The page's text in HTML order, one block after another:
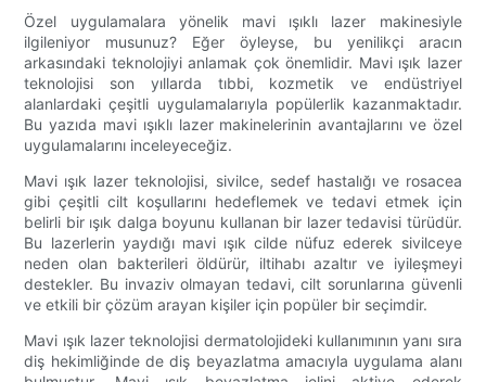
Özel uygulamalara yönelik mavi ışıklı lazer makinesiyle
ilgileniyor musunuz? Eğer öyleyse, bu yenilikçi aracın
arkasındaki teknolojiyi anlamak çok önemlidir. Mavi ışık lazer
teknolojisi son yıllarda tıbbi, kozmetik ve endüstriyel
alanlardaki çeşitli uygulamalarıyla popülerlik kazanmaktadır.
Bu yazıda mavi ışıklı lazer makinelerinin avantajlarını ve özel
uygulamalarını inceleyeceğiz.
Mavi ışık lazer teknolojisi, sivilce, sedef hastalığı ve rosacea
gibi çeşitli cilt koşullarını hedeflemek ve tedavi etmek için
belirli bir ışık dalga boyunu kullanan bir lazer tedavisi türüdür.
Bu lazerlerin yaydığı mavi ışık cilde nüfuz ederek sivilceye
neden olan bakterileri öldürür, iltihabı azaltır ve iyileşmeyi
destekler. Bu invaziv olmayan tedavi, cilt sorunlarına güvenli
ve etkili bir çözüm arayan kişiler için popüler bir seçimdir.
Mavi ışık lazer teknolojisi dermatolojideki kullanımının yanı sıra
diş hekimliğinde de diş beyazlatma amacıyla uygulama alanı